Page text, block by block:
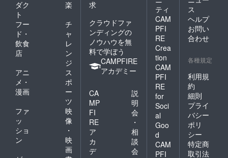
ダク
ト
楽
フー
ド・
飲食
店
チ
ャ
レ
ン
ジ
アニ
メ・
漫画
ス
ポ
ー
ツ
ファ
ッ
ショ
ン
映
像
・
映
画
求
クラウドファ
ンディングの
ノウハウを無
料で学ぼう
CAMPFIRE
アカデミー
CA
MP
FI
RE
ア
カ
デ
説
明
会
・
相
談
会
ティ
CAM
PFI
RE
Crea
tion
CAM
PFI
RE
for
Soci
al
Goo
d
CAM
PFI
ス
ヘルプ
お問い
合わせ
各種規定
利用規
約
細則
プライ
バシー
ポリ
シー
特定商
取引法